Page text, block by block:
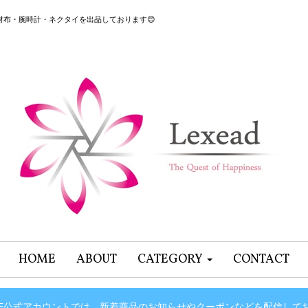
・腕時計・ネクタイを出品しております😊
HOME ABOUT CATEGORY CONTACT